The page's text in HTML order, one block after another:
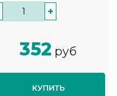
+
352 руб
КУПИТЬ